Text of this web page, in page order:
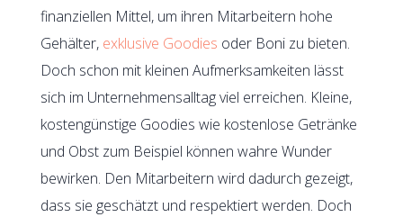
finanziellen Mittel, um ihren Mitarbeitern hohe
Gehälter, exklusive Goodies oder Boni zu bieten.
Doch schon mit kleinen Aufmerksamkeiten lässt
sich im Unternehmensalltag viel erreichen. Kleine,
kostengünstige Goodies wie kostenlose Getränke
und Obst zum Beispiel können wahre Wunder
bewirken. Den Mitarbeitern wird dadurch gezeigt,
dass sie geschätzt und respektiert werden. Doch